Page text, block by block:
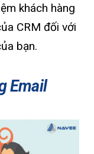
khách hàng
CRM đối với
bạn.
Email